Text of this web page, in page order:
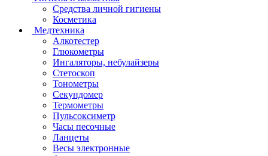
Средства личной гигиены
Косметика
Медтехника
Алкотестер
Глюкометры
Ингаляторы, небулайзеры
Стетоскоп
Тонометры
Секундомер
Термометры
Пульсоксиметр
Часы песочные
Ланцеты
Весы электронные